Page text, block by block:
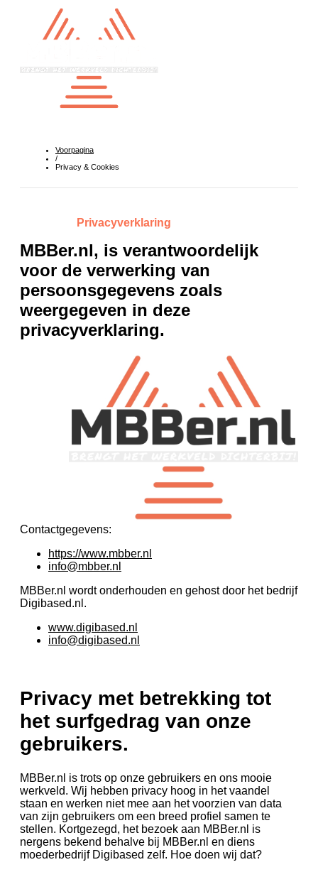
Voorpagina
/
Privacy & Cookies
Privacyverklaring
MBBer.nl, is verantwoordelijk
voor de verwerking van
persoonsgegevens zoals
weergegeven in deze
privacyverklaring.
Contactgegevens:
https://www.mbber.nl
info@mbber.nl
MBBer.nl wordt onderhouden en gehost door het bedrijf
Digibased.nl.
www.digibased.nl
info@digibased.nl
Privacy met betrekking tot
het surfgedrag van onze
gebruikers.
MBBer.nl is trots op onze gebruikers en ons mooie
werkveld. Wij hebben privacy hoog in het vaandel
staan en werken niet mee aan het voorzien van data
van zijn gebruikers om een breed profiel samen te
stellen. Kortgezegd, het bezoek aan MBBer.nl is
nergens bekend behalve bij MBBer.nl en diens
moederbedrijf Digibased zelf. Hoe doen wij dat?